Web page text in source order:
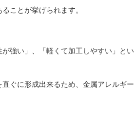
ことが挙げられます。
強い」、「軽くて加工しやすい」とい
ぐに形成出来るため、金属アレルギー